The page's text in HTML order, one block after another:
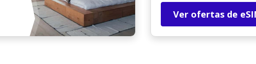
Ver ofertas de